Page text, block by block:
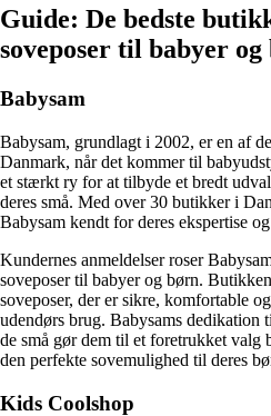
Guide: De bedste
soveposer til babyer
Babysam
Babysam, grundlagt i 2002, er en af
Danmark, når det kommer til
et stærkt ry for at tilbyde et bredt
deres små. Med over 30 butikker i
Babysam kendt for deres ekspertise
Kundernes anmeldelser roser
soveposer til babyer og børn.
soveposer, der er sikre, komfortable
udendørs brug. Babysams dedikation
de små gør dem til et foretrukket valg
den perfekte sovemulighed til deres
Kids Coolshop